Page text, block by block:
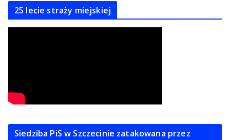
25 lecie straży miejskiej
Siedziba PiS w Szczecinie zatakowana przez